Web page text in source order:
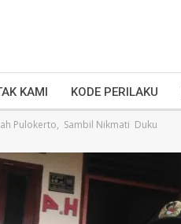
KAMI KODE PERILAKU
Pulokerto, Sambil Nikmati Duku